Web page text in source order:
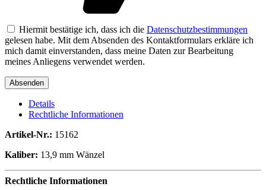
Hiermit bestätige ich, dass ich die Datenschutzbestimmungen
gelesen habe. Mit dem Absenden des Kontaktformulars erkläre ich
mich damit einverstanden, dass meine Daten zur Bearbeitung
meines Anliegens verwendet werden.
Details
Rechtliche Informationen
Artikel-Nr.: 15162
Kaliber: 13,9 mm Wänzel
Rechtliche Informationen